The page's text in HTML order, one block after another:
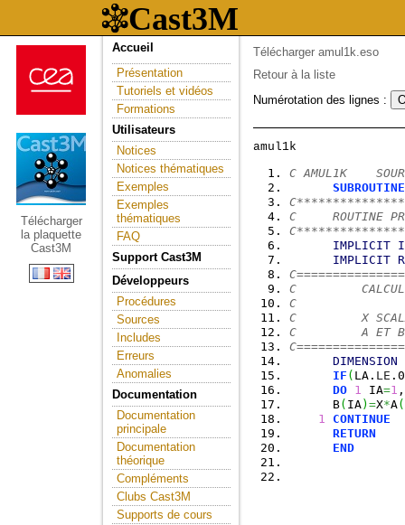
Télécharger
la plaquette
Cast3M
Accueil
Présentation
Tutoriels et vidéos
Formations
Utilisateurs
Notices
Notices thématiques
Exemples
Exemples
thématiques
FAQ
Support Cast3M
Développeurs
Procédures
Sources
Includes
Erreurs
Anomalies
Documentation
Documentation
principale
Documentation
théorique
Compléments
Clubs Cast3M
Supports de cours
Télécharger amul1k.eso
Retour à la liste
Numérotation des lignes :
C AMUL1K
SUBROUTINE
C     ROUTINE
IMPLICIT
IMPLICIT
C         CALCUL
C
C         X
C         A ET B
DIMENSION
IF ( LA. LE .0
DO 1 IA=1
      B
( IA) =X*A(
1
CONTINUE
RETURN
END